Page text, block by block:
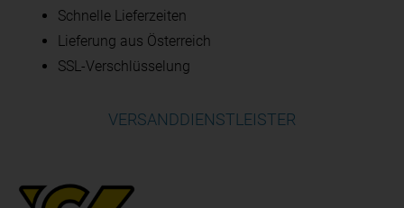
Schnelle Lieferzeiten
Lieferung aus Österreich
SSL-Verschlüsselung
VERSANDDIENSTLEISTER